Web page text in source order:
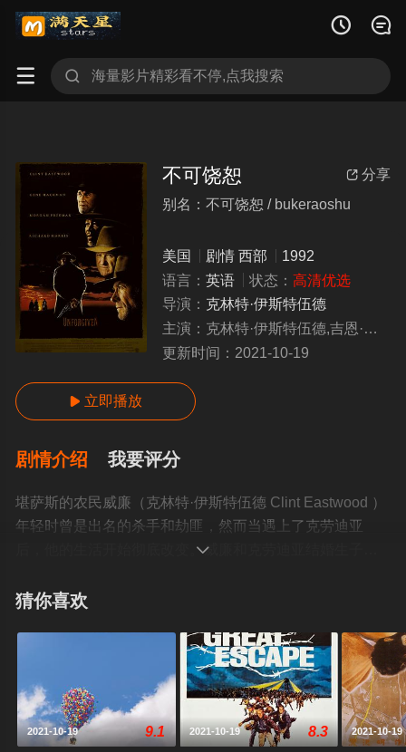
 
 
 分享
不可饶恕
别名：不可饶恕 / bukeraoshu
美国 剧情 西部
1992
语言： 英语 状态： 高清优选
导演： 克林特·伊斯特伍德
主演： 克林特·伊斯特伍德,吉恩·哈克曼,摩根·弗里曼,理查德·哈里斯
更新时间： 2021-10-19
 立即播放
剧情介绍 我要评分
堪萨斯的农民威廉（克林特·伊斯特伍德 Clint Eastwood ）
年轻时曾是出名的杀手和劫匪，然而当遇上了克劳迪亚
后，他的生活开始彻底改变。威廉和克劳迪亚结婚生子
迪亚不久故去，威廉独立带着两个孩子过着清贫宁静的生
容的恶性事件，坏蛋警长达格特（吉恩·哈克曼 Gene
Hackman 饰）只将此事草草了结，凶手仍逍遥法外。当地
妓女纷纷捐钱，要求悬红1000美金请杀手来伸张正义。“思
科菲尔德小子”找到威廉，要求合伙干这票买卖。为了给孩
子们一个幸福富足的家庭，威廉终于答应再次出山。©豆瓣

猜你喜欢
2021-10-19 9.1 2021-10-19 8.3 2021-10-19